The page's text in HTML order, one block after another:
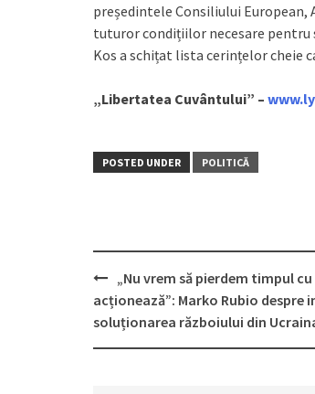
președintele Consiliului
tuturor condițiilor necesare pentru
Kos a schițat lista cerințelor cheie
„Libertatea Cuvântului” –
POSTED UNDER POLITICĂ
Post
navigation
„Nu vrem să pierdem timpul
acționează”: Marko Rubio despre
soluționarea războiului din